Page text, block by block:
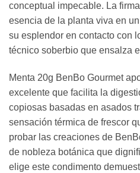
conceptual impecable. La
esencia de la planta viva en
su esplendor en contacto con
técnico soberbio que ensalza
Menta 20g BenBo Gourmet
excelente que facilita la
copiosas basadas en asados
sensación térmica de frescor
probar las creaciones de
de nobleza botánica que
elige este condimento